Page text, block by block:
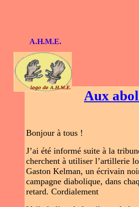
A.H.M.E.
Aux
Bonjour à tous !
J’ai été informé suite à la
cherchent à utiliser l’artillerie
Gaston Kelman, un écrivain
campagne diabolique, dans
retard. Cordialement